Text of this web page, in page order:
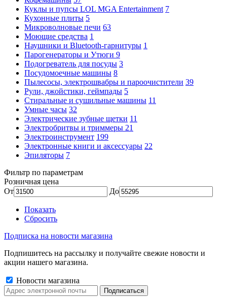
Куклы и пупсы LOL MGA Entertainment 7
Кухонные плиты 5
Микроволновые печи 63
Моющие средства 1
Наушники и Bluetooth-гарнитуры 1
Парогенераторы и Утюги 9
Подогреватель для посуды 3
Посудомоечные машины 8
Пылесосы, электрошвабры и пароочистители 39
Рули, джойстики, геймпады 5
Стиральные и сушильные машины 11
Умные часы 32
Электрические зубные щетки 11
Электробритвы и триммеры 21
Электроинструмент 199
Электронные книги и аксессуары 22
Эпиляторы 7
Фильтр по параметрам
Розничная цена
От
До
Показать
Сбросить
Подписка на новости магазина
Подпишитесь на рассылку и получайте свежие новости и
акции нашего магазина.
Новости магазина